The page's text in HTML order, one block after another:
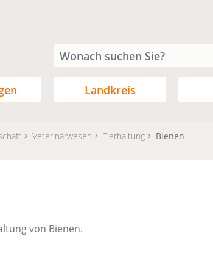
Landkreis
Veterinärwesen Tierhaltung Bienen
von Bienen.